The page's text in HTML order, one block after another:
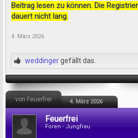
Beitrag lesen zu können. Die
dauert nicht lang.
4. März 2026
weddingergefällt das.
von Feuerfrei 4. März 2026
Feuerfrei
Foren - Jungfrau